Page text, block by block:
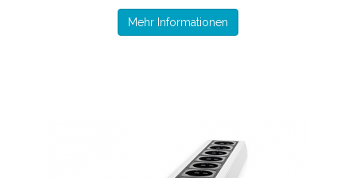
Mehr Informationen